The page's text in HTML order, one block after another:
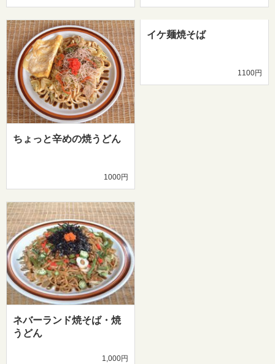
ちょっと辛めの焼うどん
1000円
イケ麺焼そば
1100円
ネバーランド焼そば・焼
うどん
1,000円